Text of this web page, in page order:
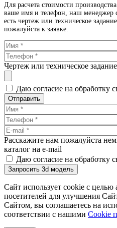
Для расчета стоимости
ваше имя и телефон, наш менеджер
есть чертеж или техническое
пожалуйста к заявке.
Чертеж или техническое задание
Даю согласие на обработку
Отправить
Расскажите нам пожалуйста
каталог на e-mail
Даю согласие на обработку
Запросить 3d модель
Сайт использует cookie с целью
посетителей для улучшения
Сайтом, вы соглашаетесь на
соответствии с нашими Cookiе